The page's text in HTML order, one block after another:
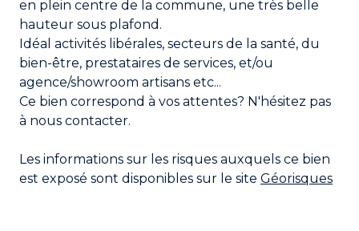
en plein centre de la commune, une très belle
hauteur sous plafond.
Idéal activités libérales, secteurs de la santé, du
bien-être, prestataires de services, et/ou
agence/showroom artisans etc...
Ce bien correspond à vos attentes? N'hésitez pas
à nous contacter.
Les informations sur les risques auxquels ce bien
est exposé sont disponibles sur le site Géorisques